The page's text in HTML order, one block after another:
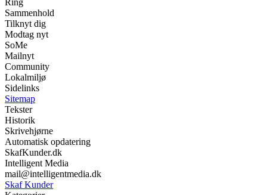
Ring
Sammenhold
Tilknyt dig
Modtag nyt
SoMe
Mailnyt
Community
Lokalmiljø
Sidelinks
Sitemap
Tekster
Historik
Skrivehjørne
Automatisk opdatering
SkafKunder.dk
Intelligent Media
mail@intelligentmedia.dk
Skaf Kunder